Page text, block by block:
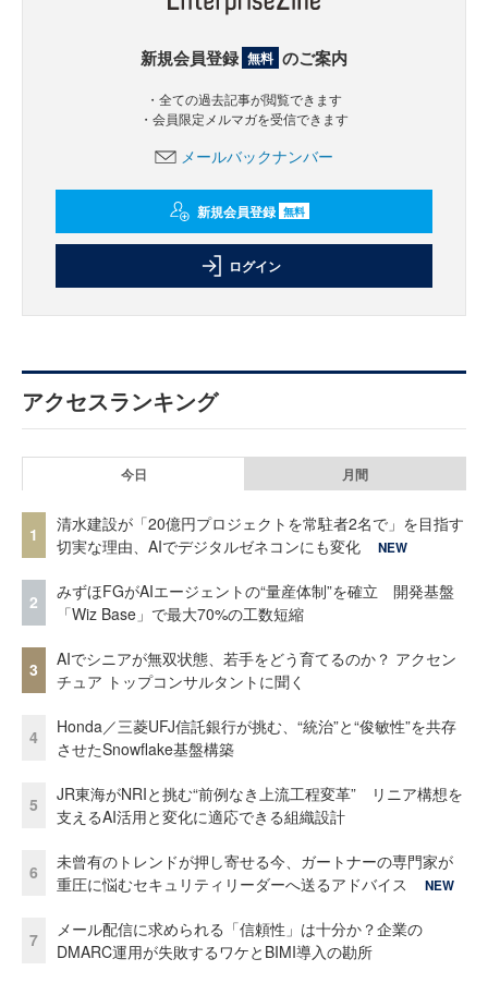
新規会員登録 無料 のご案内
・全ての過去記事が閲覧できます
・会員限定メルマガを受信できます
メールバックナンバー
新規会員登録 無料
ログイン
アクセスランキング
今日 月間
1
清水建設が「20億円プロジェクトを常駐者2名で」を目指す
切実な理由、AIでデジタルゼネコンにも変化
NEW
2
みずほFGがAIエージェントの“量産体制”を確立 開発基盤
「Wiz Base」で最大70%の工数短縮
3
AIでシニアが無双状態、若手をどう育てるのか？ アクセン
チュア トップコンサルタントに聞く
4
Honda／三菱UFJ信託銀行が挑む、“統治”と“俊敏性”を共存
させたSnowflake基盤構築
5
JR東海がNRIと挑む“前例なき上流工程変革” リニア構想を
支えるAI活用と変化に適応できる組織設計
6
未曾有のトレンドが押し寄せる今、ガートナーの専門家が
重圧に悩むセキュリティリーダーへ送るアドバイス
NEW
7
メール配信に求められる「信頼性」は十分か？企業の
DMARC運用が失敗するワケとBIMI導入の勘所